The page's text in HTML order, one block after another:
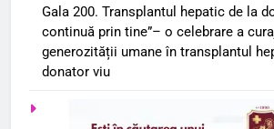
Gala 200. Transplantul hepatic de la
continuă prin tine”– o celebrare a
generozității umane în transplantul
donator viu